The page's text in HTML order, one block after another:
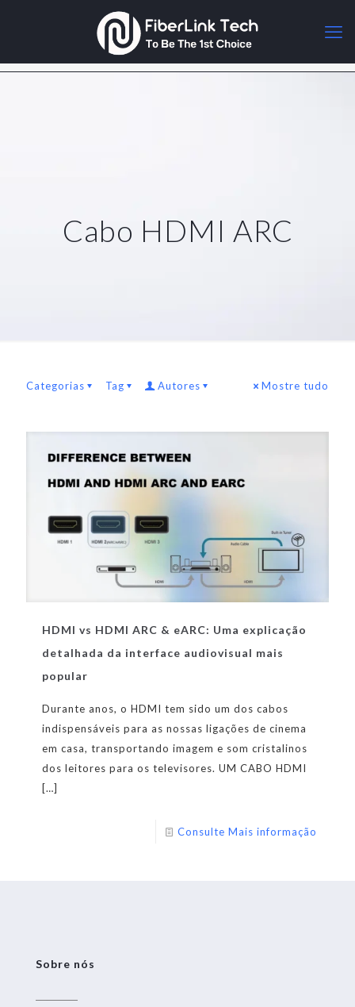
Cabo HDMI ARC
Categorias Tag Autores Mostre tudo
HDMI vs HDMI ARC & eARC: Uma explicação
detalhada da interface audiovisual mais
popular
Durante anos, o HDMI tem sido um dos cabos
indispensáveis para as nossas ligações de cinema
em casa, transportando imagem e som cristalinos
dos leitores para os televisores. UM CABO HDMI
[…]
Consulte Mais informação
Sobre nós